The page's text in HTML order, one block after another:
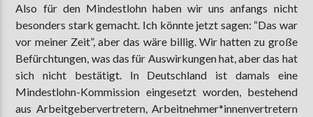
Also für den Mindestlohn haben wir uns anfangs nicht
besonders stark gemacht. Ich könnte jetzt sagen: “Das war
vor meiner Zeit”, aber das wäre billig. Wir hatten zu große
Befürchtungen, was das für Auswirkungen hat, aber das hat
sich nicht bestätigt. In Deutschland ist damals eine
Mindestlohn-Kommission eingesetzt worden, bestehend
aus Arbeitgebervertretern, Arbeitnehmer*innenvertretern